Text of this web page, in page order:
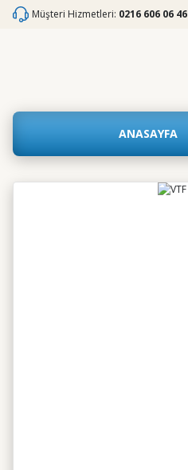
Müşteri Hizmetleri: 0216 606 06 46
ANASAYFA